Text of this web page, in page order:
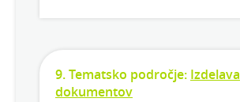
9. Tematsko področje: Izdelava
dokumentov